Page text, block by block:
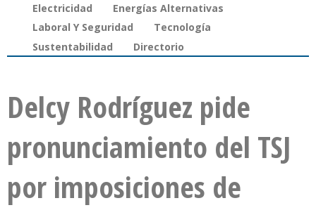
Electricidad
Energías Alternativas
Laboral Y Seguridad
Tecnología
Sustentabilidad
Directorio
Delcy Rodríguez pide
pronunciamiento del TSJ
por imposiciones de